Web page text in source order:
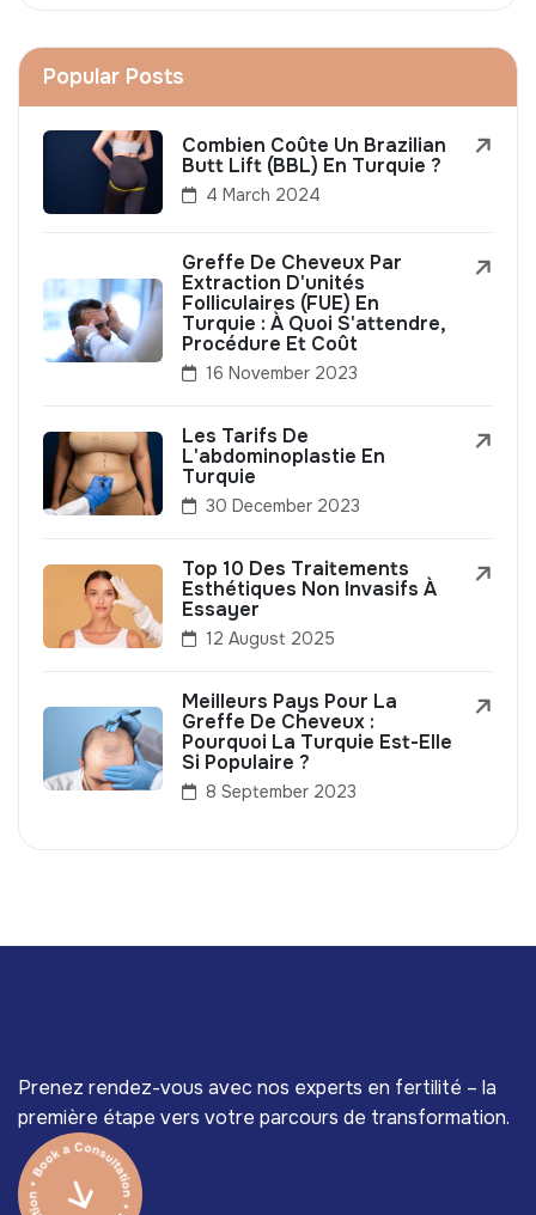
Popular Posts
Combien Coûte Un Brazilian
Butt Lift (BBL) En Turquie ?
4 March 2024
Greffe De Cheveux Par
Extraction D'unités
Folliculaires (FUE) En
Turquie : À Quoi S'attendre,
Procédure Et Coût
16 November 2023
Les Tarifs De
L'abdominoplastie En
Turquie
30 December 2023
Top 10 Des Traitements
Esthétiques Non Invasifs À
Essayer
12 August 2025
Meilleurs Pays Pour La
Greffe De Cheveux :
Pourquoi La Turquie Est-Elle
Si Populaire ?
8 September 2023
Prenez rendez-vous avec nos experts en fertilité – la
première étape vers votre parcours de transformation.